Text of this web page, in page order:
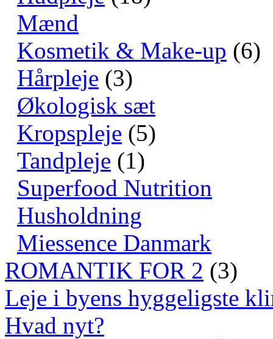
Mænd
Kosmetik & Make-up (6)
Hårpleje (3)
Økologisk sæt
Kropspleje (5)
Tandpleje (1)
Superfood Nutrition
Husholdning
Miessence Danmark
ROMANTIK FOR 2 (3)
Leje i byens hyggeligste
Hvad nyt?